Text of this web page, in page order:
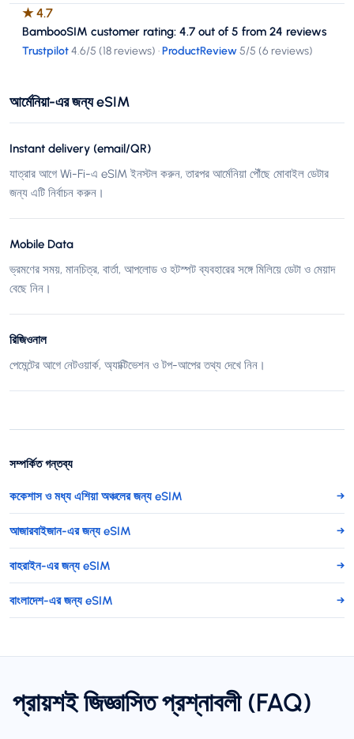
★4.7
BambooSIM customer rating: 4.7 out of 5 from 24 reviews
Trustpilot4.6/5 (18 reviews) ·ProductReview5/5 (6 reviews)
আর্মেনিয়া-এর জন্য eSIM
Instant delivery (email/QR)
যাত্রার আগে Wi-Fi-এ eSIM ইনস্টল করুন, তারপর আর্মেনিয়া পৌঁছে মোবাইল ডেটার
জন্য এটি নির্বাচন করুন।
Mobile Data
ভ্রমণের সময়, মানচিত্র, বার্তা, আপলোড ও হটস্পট ব্যবহারের সঙ্গে মিলিয়ে ডেটা ও মেয়াদ
বেছে নিন।
রিজিওনাল
পেমেন্টের আগে নেটওয়ার্ক, অ্যাক্টিভেশন ও টপ-আপের তথ্য দেখে নিন।
সম্পর্কিত গন্তব্য
ককেশাস ও মধ্য এশিয়া অঞ্চলের জন্য eSIM →
আজারবাইজান-এর জন্য eSIM →
বাহরাইন-এর জন্য eSIM →
বাংলাদেশ-এর জন্য eSIM →
প্রায়শই জিজ্ঞাসিত প্রশ্নাবলী (FAQ)